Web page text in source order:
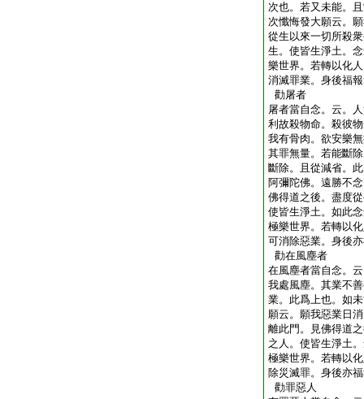
次也。若又未能。
次懺悔發大願云。
從生以來一切所殺
生。使皆生淨土。
樂世界。若轉以化
消滅罪業。身後福
勸屠者
屠者當自念。云。
利故殺物命。殺彼
我有骨肉。欲安樂
其罪無量。若能斷
斷除。且從減省。
阿彌陀佛。遠勝不
佛得道之後。盡度
使皆生淨土。如此
極樂世界。若轉以
可消除惡業。身後
勸在風塵者
在風塵者當自念。
我處風塵。其業不
業。此爲上也。如
願云。願我惡業日
離此門。見佛得道
之人。使皆生淨土
極樂世界。若轉以
除災滅罪。身後亦
勸罪惡人